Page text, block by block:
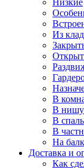
Низкие
Из
В
В нишу
В
В
На
Доставка и
Как